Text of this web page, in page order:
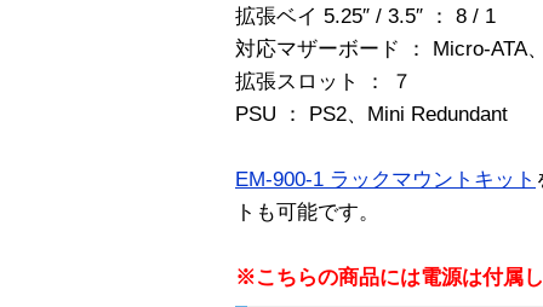
拡張ベイ 5.25″ / 3.5″ ： 8 / 1
対応マザーボード ： Micro-ATA
拡張スロット ： ７
PSU ： PS2、Mini Redundant
EM-900-1 ラックマウントキット
トも可能です。
※こちらの商品には電源は付属